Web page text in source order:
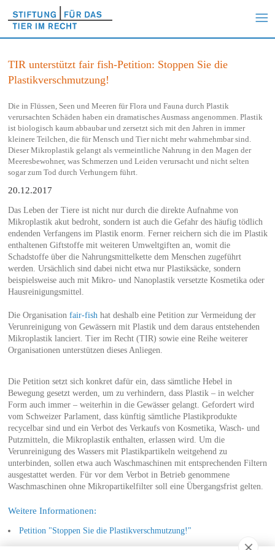
TIR unterstützt fair fish-Petition: Stoppen Sie die
Plastikverschmutzung!
Die in Flüssen, Seen und Meeren für Flora und Fauna durch Plastik
verursachten Schäden haben ein dramatisches Ausmass angenommen. Plastik
ist biologisch kaum abbaubar und zersetzt sich mit den Jahren in immer
kleinere Teilchen, die für Mensch und Tier nicht mehr wahrnehmbar sind.
Dieser Mikroplastik gelangt als vermeintliche Nahrung in den Magen der
Meeresbewohner, was Schmerzen und Leiden verursacht und nicht selten
sogar zum Tod durch Verhungern führt.
20.12.2017
Das Leben der Tiere ist nicht nur durch die direkte Aufnahme von
Mikroplastik akut bedroht, sondern ist auch die Gefahr des häufig tödlich
endenden Verfangens im Plastik enorm. Ferner reichern sich die im Plastik
enthaltenen Giftstoffe mit weiteren Umweltgiften an, womit die
Schadstoffe über die Nahrungsmittelkette dem Menschen zugeführt
werden. Ursächlich sind dabei nicht etwa nur Plastiksäcke, sondern
beispielsweise auch mit Mikro- und Nanoplastik versetzte Kosmetika oder
Hausreinigungsmittel.
Die Organisation fair-fish hat deshalb eine Petition zur Vermeidung der
Verunreinigung von Gewässern mit Plastik und dem daraus entstehenden
Mikroplastik lanciert. Tier im Recht (TIR) sowie eine Reihe weiterer
Organisationen unterstützen dieses Anliegen.
Die Petition setzt sich konkret dafür ein, dass sämtliche Hebel in
Bewegung gesetzt werden, um zu verhindern, dass Plastik – in welcher
Form auch immer – weiterhin in die Gewässer gelangt. Gefordert wird
vom Schweizer Parlament, dass künftig sämtliche Plastikprodukte
recycelbar sind und ein Verbot des Verkaufs von Kosmetika, Wasch- und
Putzmitteln, die Mikroplastik enthalten, erlassen wird. Um die
Verunreinigung des Wassers mit Plastikpartikeln weitgehend zu
unterbinden, sollen etwa auch Waschmaschinen mit entsprechenden Filtern
ausgestattet werden. Für vor dem Verbot in Betrieb genommene
Waschmaschinen ohne Mikropartikelfilter soll eine Übergangsfrist gelten.
Weitere Informationen:
Petition "Stoppen Sie die Plastikverschmutzung!"